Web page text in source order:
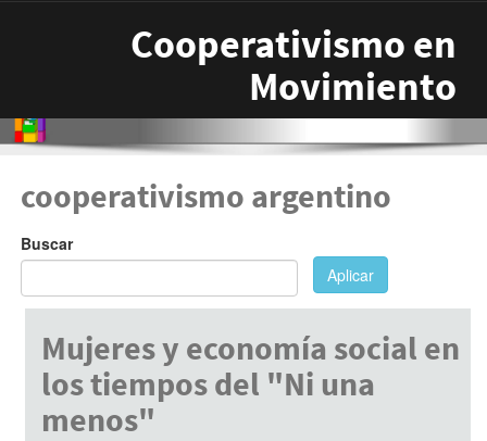
Cooperativismo en
Movimiento
cooperativismo argentino
Buscar
Aplicar
Mujeres y economía social en
los tiempos del "Ni una
menos"